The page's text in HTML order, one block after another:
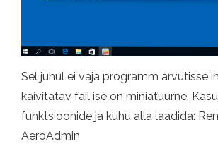
Sel juhul ei vaja programm arvutisse
käivitatav fail ise on miniatuurne.
funktsioonide ja kuhu alla laadida:
AeroAdmin